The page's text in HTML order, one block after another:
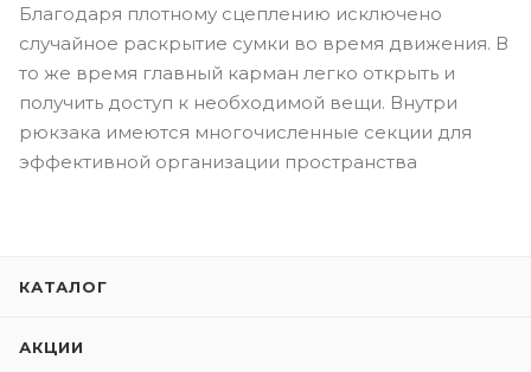
Благодаря плотному сцеплению исключено
случайное раскрытие сумки во время движения. В
то же время главный карман легко открыть и
получить доступ к необходимой вещи. Внутри
рюкзака имеются многочисленные секции для
эффективной организации пространства
КАТАЛОГ
АКЦИИ